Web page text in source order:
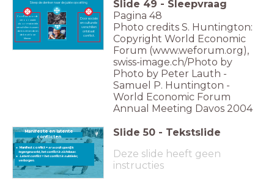
Sleep de denker naar de juiste opvatting
Conflict wordt
veroorzaakt
door materiële
verschillen tussen
de bezittende en
de bezitlose
klasse.
Door sociale
en culturele
verschillen
ontstaat
conflict.
Slide 49 - Sleepvraag
Pagina 48
Photo credits S. Huntington:
Copyright World Economic
Forum (www.weforum.org),
swiss-image.ch/Photo by
Photo by Peter Lauth -
Samuel P. Huntington -
World Economic Forum
Annual Meeting Davos 2004
Manifeste en latente
conflicten
Manifest conflict =er wordt openlijk
tegengewerkt, het conflict is zichtbaar.
Latent conflict = het conflict is subtieler,
verborgen.
Slide 50 - Tekstslide
Deze slide heeft geen
instructies